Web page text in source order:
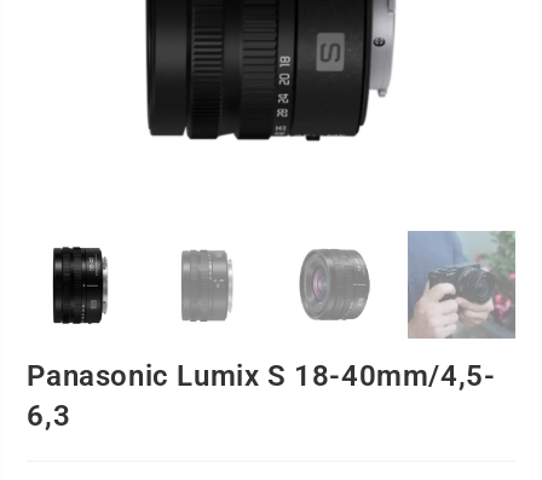
Panasonic Lumix S 18-40mm/4,5-
6,3